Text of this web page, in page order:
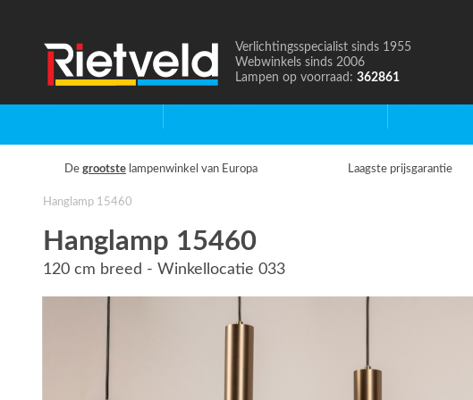
Naar
de
Verlichtingsspecialist sinds 1955
Webwinkels sinds 2006
Lampen op voorraad: 362861
De grootste lampenwinkel van Europa Laagste prijsgarantie
Hanglamp 15460
Hanglamp 15460
120 cm breed - Winkellocatie 033